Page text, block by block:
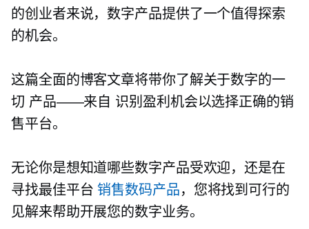
的创业者来说，数字产品提供了一个值得探索
的机会。
这篇全面的博客文章将带你了解关于数字的一
切 产品——来自 识别盈利机会以选择正确的销
售平台。
无论你是想知道哪些数字产品受欢迎，还是在
寻找最佳平台销售数码产品，您将找到可行的
见解来帮助开展您的数字业务。